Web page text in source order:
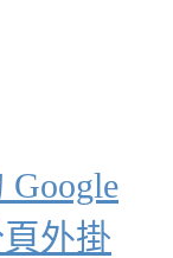
Google
外掛